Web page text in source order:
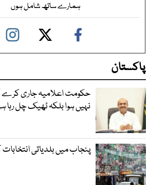
ہمارے ساتھ شامل ہوں
پاکستان
حکومت اعلامیہ جاری کرے
نہیں ہوا بلکہ ٹھیک چل رہا
پنجاب میں بلدیاتی